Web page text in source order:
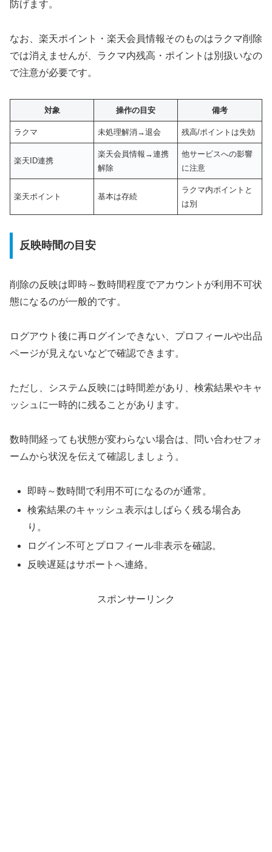
防げます。
なお、楽天ポイント・楽天会員情報そのものはラクマ削除
では消えませんが、ラクマ内残高・ポイントは別扱いなの
で注意が必要です。
対象 操作の目安 備考
ラクマ 未処理解消→退会 残高/ポイントは失効
楽天ID連携
楽天会員情報→連携
解除
他サービスへの影響
に注意
楽天ポイント 基本は存続
ラクマ内ポイントと
は別
反映時間の目安
削除の反映は即時～数時間程度でアカウントが利用不可状
態になるのが一般的です。
ログアウト後に再ログインできない、プロフィールや出品
ページが見えないなどで確認できます。
ただし、システム反映には時間差があり、検索結果やキャ
ッシュに一時的に残ることがあります。
数時間経っても状態が変わらない場合は、問い合わせフォ
ームから状況を伝えて確認しましょう。
即時～数時間で利用不可になるのが通常。
検索結果のキャッシュ表示はしばらく残る場合あ
り。
ログイン不可とプロフィール非表示を確認。
反映遅延はサポートへ連絡。
スポンサーリンク